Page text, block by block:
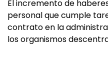
El incremento de
personal que cumple
contrato en la
los organismos